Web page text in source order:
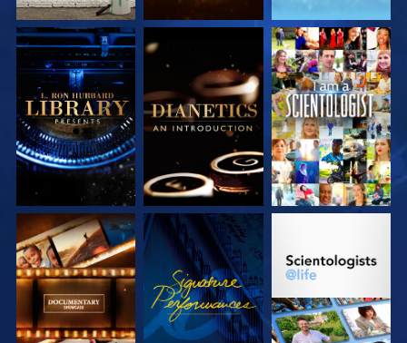
DÉCOUVRIR LES
SÉRIES
DÉCOUVRIR LES
SÉRIES
REGARDER
DÉCOUVRIR LES
SÉRIES
REGARDER
DÉCOUVRIR LES